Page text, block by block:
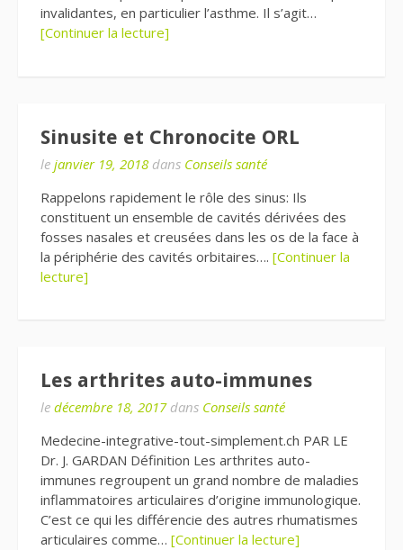
invalidantes, en particulier l’asthme. Il s’agit…
[Continuer la lecture]
Sinusite et Chronocite ORL
le janvier 19, 2018 dans Conseils santé
Rappelons rapidement le rôle des sinus: Ils
constituent un ensemble de cavités dérivées des
fosses nasales et creusées dans les os de la face à
la périphérie des cavités orbitaires…. [Continuer la
lecture]
Les arthrites auto-immunes
le décembre 18, 2017dans Conseils santé
Medecine-integrative-tout-simplement.ch PAR LE
Dr. J. GARDAN Définition Les arthrites auto-
immunes regroupent un grand nombre de maladies
inflammatoires articulaires d’origine immunologique.
C’est ce qui les différencie des autres rhumatismes
articulaires comme… [Continuer la lecture]